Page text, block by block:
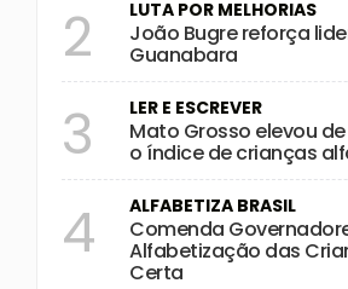
2 LUTA POR MELHORIAS
João Bugre reforça
Guanabara
3 LER E ESCREVER
Mato Grosso elevou de
o índice de crianças
4 ALFABETIZA BRASIL
Comenda
Alfabetização das
Certa